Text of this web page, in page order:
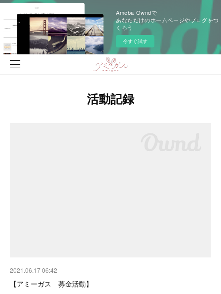
Ameba Owndで
あなただけのホームページやブログをつ
くろう
今すぐ試す
活動記録
2021.06.17 06:42
【アミーガス 募金活動】